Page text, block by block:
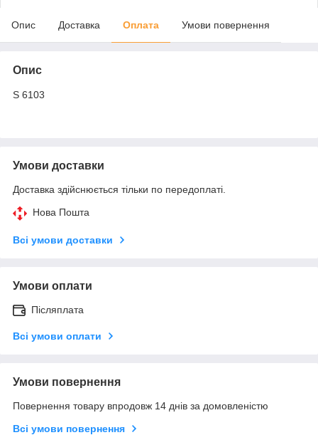
Опис Доставка Оплата Умови повернення
Опис
S 6103
Умови доставки
Доставка здійснюється тільки по передоплаті.
Нова Пошта
Всі умови доставки
Умови оплати
Післяплата
Всі умови оплати
Умови повернення
Повернення товару впродовж 14 днів за домовленістю
Всі умови повернення